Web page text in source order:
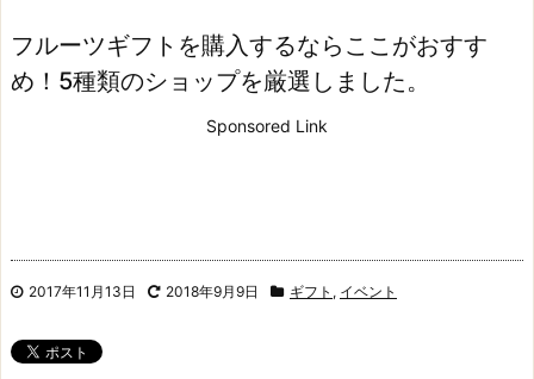
フルーツギフトを購入するならここがおすす
め！5種類のショップを厳選しました。
Sponsored Link
2017年11月13日 2018年9月9日 ギフト , イベント